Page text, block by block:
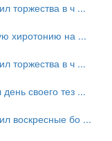
торжества в ч ...
хиротонию на ...
торжества в ч ...
своего тез ...
воскресные бо ...